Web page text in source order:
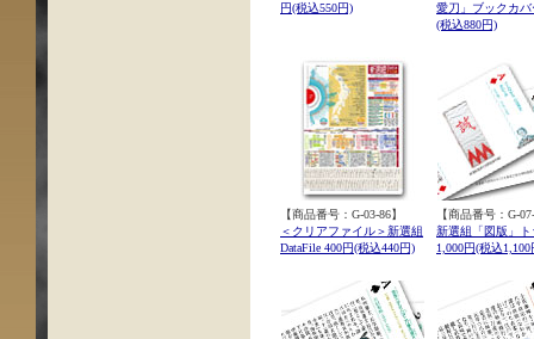
円(税込550円)
愛刀」ブックカバ
(税込880円)
【商品番号：G-03-86】
＜クリアファイル＞新選組
DataFile 400円(税込440円)
【商品番号：G-
新選組「図版」ト
1,000円(税込1,100